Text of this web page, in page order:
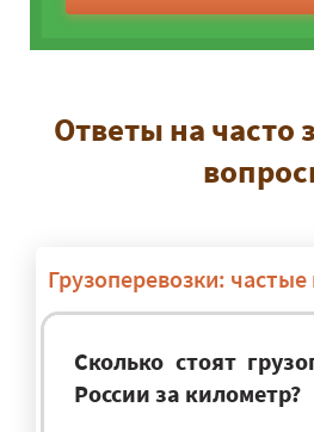
Ответы на часто
Грузоперевозки:
Сколько стоят
России за километр?